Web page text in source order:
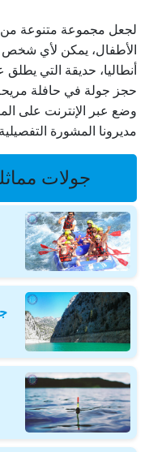
لجعل مجموعة متنوعة من
الأطفال، يمكن لأي
أنطاليا، حديقة التي يطلق
حجز جولة في حافلة
وضع عبر الإنترنت على
مديرونا المشورة
جولات